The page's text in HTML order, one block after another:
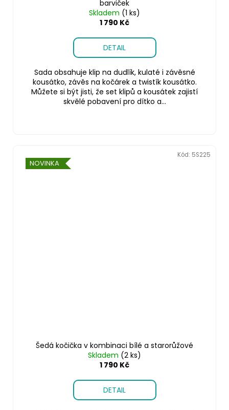
barviček
Skladem (1 ks)
1 790 Kč
DETAIL
Sada obsahuje klip na dudlík, kulaté i závěsné
kousátko, závěs na kočárek a twistík kousátko.
Můžete si být jisti, že set klipů a kousátek zajistí
skvělé pobavení pro dítko a...
NOVINKA
Šedá kočička v kombinaci bílé a starorůžové
Skladem (2 ks)
1 790 Kč
DETAIL
Kód: 5S225